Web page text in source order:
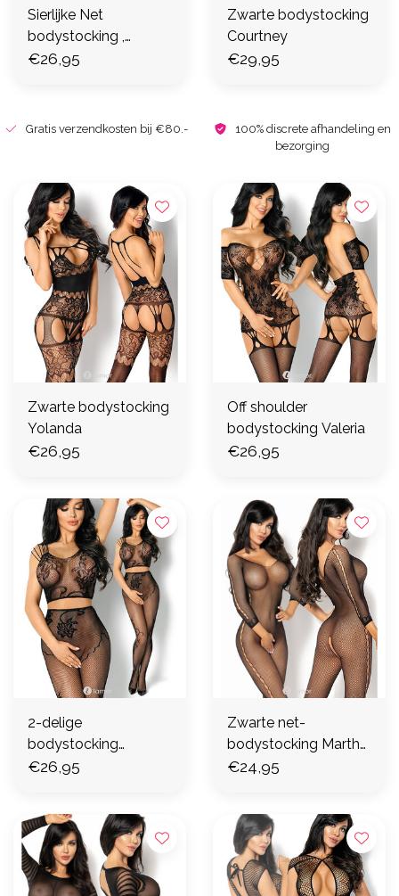
Sierlijke Net
bodystocking ,
PR4696
€26,95
Zwarte bodystocking
Courtney
€29,95
Gratis verzendkosten bij €80.-
100% discrete afhandeling en
bezorging
Zwarte bodystocking
Yolanda
€26,95
Off shoulder
bodystocking Valeria
€26,95
2-delige
bodystocking
Fernanda
€26,95
Zwarte net-
bodystocking Martha
diamond
€24,95